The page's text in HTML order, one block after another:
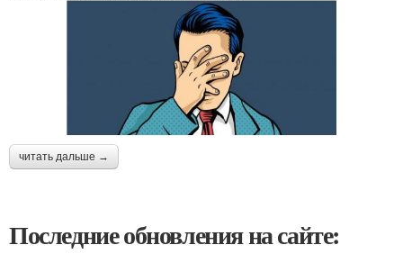
читать дальше →
Последние обновления на сайте: